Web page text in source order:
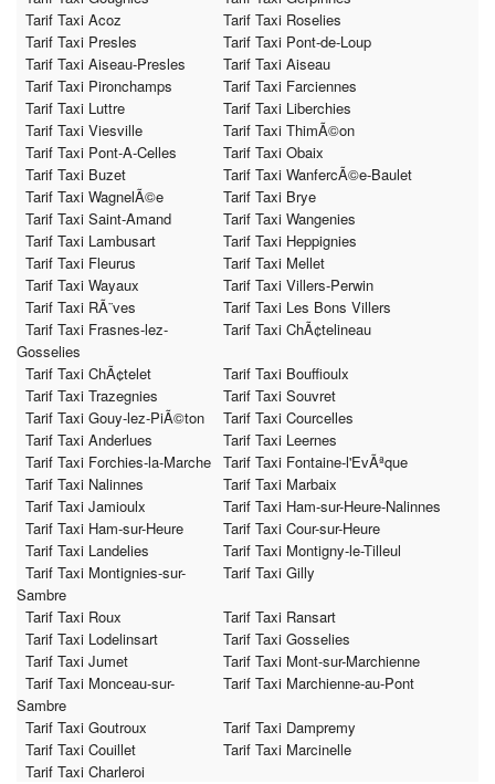
Tarif Taxi Acoz
Tarif Taxi Roselies
Tarif Taxi Presles
Tarif Taxi Pont-de-Loup
Tarif Taxi Aiseau-Presles
Tarif Taxi Aiseau
Tarif Taxi Pironchamps
Tarif Taxi Farciennes
Tarif Taxi Luttre
Tarif Taxi Liberchies
Tarif Taxi Viesville
Tarif Taxi ThimÃ©on
Tarif Taxi Pont-A-Celles
Tarif Taxi Obaix
Tarif Taxi Buzet
Tarif Taxi WanfercÃ©e-Baulet
Tarif Taxi WagnelÃ©e
Tarif Taxi Brye
Tarif Taxi Saint-Amand
Tarif Taxi Wangenies
Tarif Taxi Lambusart
Tarif Taxi Heppignies
Tarif Taxi Fleurus
Tarif Taxi Mellet
Tarif Taxi Wayaux
Tarif Taxi Villers-Perwin
Tarif Taxi RÃ¨ves
Tarif Taxi Les Bons Villers
Tarif Taxi Frasnes-lez-
Gosselies
Tarif Taxi ChÃ¢telineau
Tarif Taxi ChÃ¢telet
Tarif Taxi Bouffioulx
Tarif Taxi Trazegnies
Tarif Taxi Souvret
Tarif Taxi Gouy-lez-PiÃ©ton
Tarif Taxi Courcelles
Tarif Taxi Anderlues
Tarif Taxi Leernes
Tarif Taxi Forchies-la-Marche Tarif Taxi Fontaine-l'EvÃªque
Tarif Taxi Nalinnes
Tarif Taxi Marbaix
Tarif Taxi Jamioulx
Tarif Taxi Ham-sur-Heure-Nalinnes
Tarif Taxi Ham-sur-Heure
Tarif Taxi Cour-sur-Heure
Tarif Taxi Landelies
Tarif Taxi Montigny-le-Tilleul
Tarif Taxi Montignies-sur-
Sambre
Tarif Taxi Gilly
Tarif Taxi Roux
Tarif Taxi Ransart
Tarif Taxi Lodelinsart
Tarif Taxi Gosselies
Tarif Taxi Jumet
Tarif Taxi Mont-sur-Marchienne
Tarif Taxi Monceau-sur-
Sambre
Tarif Taxi Marchienne-au-Pont
Tarif Taxi Goutroux
Tarif Taxi Dampremy
Tarif Taxi Couillet
Tarif Taxi Marcinelle
Tarif Taxi Charleroi